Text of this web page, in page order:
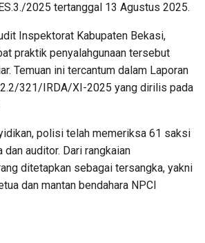
2025 tertanggal 13 Agustus 2025.
Inspektorat Kabupaten Bekasi,
praktik penyalahgunaan tersebut
Temuan ini tercantum dalam Laporan
321/IRDA/XI-2025 yang dirilis pada
polisi telah memeriksa 61 saksi
dan auditor. Dari rangkaian
ditetapkan sebagai tersangka, yakni
dan mantan bendahara NPCI